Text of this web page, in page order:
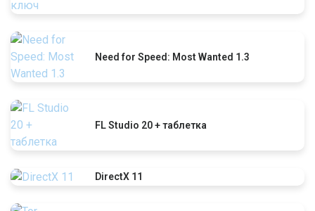
Need for Speed: Most Wanted 1.3
FL Studio 20 + таблетка
DirectX 11